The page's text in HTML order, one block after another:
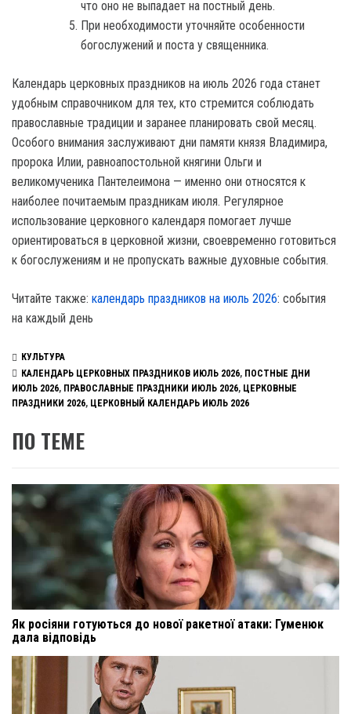
что оно не выпадает на постный день.
При необходимости уточняйте особенности
богослужений и поста у священника.
Календарь церковных праздников на июль 2026 года станет
удобным справочником для тех, кто стремится соблюдать
православные традиции и заранее планировать свой месяц.
Особого внимания заслуживают дни памяти князя Владимира,
пророка Илии, равноапостольной княгини Ольги и
великомученика Пантелеимона — именно они относятся к
наиболее почитаемым праздникам июля. Регулярное
использование церковного календаря помогает лучше
ориентироваться в церковной жизни, своевременно готовиться
к богослужениям и не пропускать важные духовные события.
Читайте также: календарь праздников на июль 2026: события
на каждый день
КУЛЬТУРА
КАЛЕНДАРЬ ЦЕРКОВНЫХ ПРАЗДНИКОВ ИЮЛЬ 2026, ПОСТНЫЕ ДНИ
ИЮЛЬ 2026, ПРАВОСЛАВНЫЕ ПРАЗДНИКИ ИЮЛЬ 2026, ЦЕРКОВНЫЕ
ПРАЗДНИКИ 2026, ЦЕРКОВНЫЙ КАЛЕНДАРЬ ИЮЛЬ 2026
ПО ТЕМЕ
Як росіяни готуються до нової ракетної атаки: Гуменюк
дала відповідь